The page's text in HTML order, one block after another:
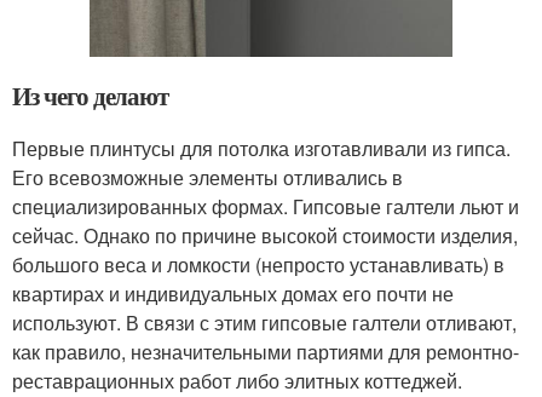
Из чего делают
Первые плинтусы для потолка изготавливали из гипса.
Его всевозможные элементы отливались в
специализированных формах. Гипсовые галтели льют и
сейчас. Однако по причине высокой стоимости изделия,
большого веса и ломкости (непросто устанавливать) в
квартирах и индивидуальных домах его почти не
используют. В связи с этим гипсовые галтели отливают,
как правило, незначительными партиями для ремонтно-
реставрационных работ либо элитных коттеджей.